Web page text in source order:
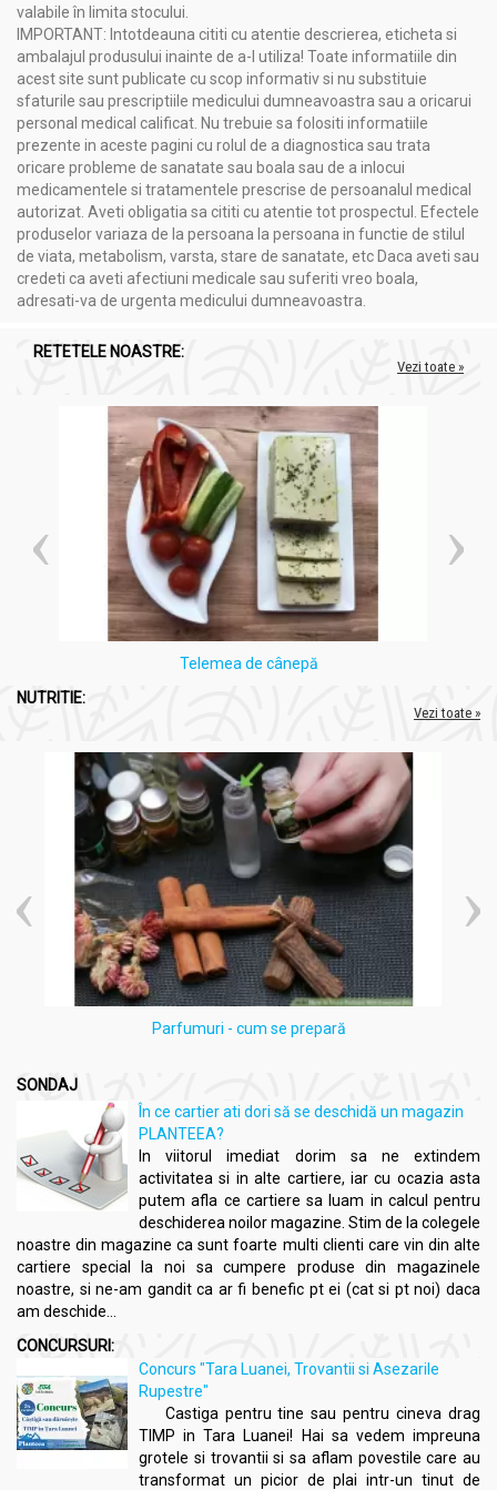
valabile în limita stocului.
IMPORTANT: Intotdeauna cititi cu atentie descrierea, eticheta si
ambalajul produsului inainte de a-l utiliza! Toate informatiile din
acest site sunt publicate cu scop informativ si nu substituie
sfaturile sau prescriptiile medicului dumneavoastra sau a oricarui
personal medical calificat. Nu trebuie sa folositi informatiile
prezente in aceste pagini cu rolul de a diagnostica sau trata
oricare probleme de sanatate sau boala sau de a inlocui
medicamentele si tratamentele prescrise de persoanalul medical
autorizat. Aveti obligatia sa cititi cu atentie tot prospectul. Efectele
produselor variaza de la persoana la persoana in functie de stilul
de viata, metabolism, varsta, stare de sanatate, etc Daca aveti sau
credeti ca aveti afectiuni medicale sau suferiti vreo boala,
adresati-va de urgenta medicului dumneavoastra.
RETETELE NOASTRE:
Vezi toate »
Telemea de cânepă
NUTRITIE:
Vezi toate »
Parfumuri - cum se prepară
SONDAJ
În ce cartier ati dori să se deschidă un magazin
PLANTEEA?
In viitorul imediat dorim sa ne extindem
activitatea si in alte cartiere, iar cu ocazia asta
putem afla ce cartiere sa luam in calcul pentru
deschiderea noilor magazine. Stim de la colegele
noastre din magazine ca sunt foarte multi clienti care vin din alte
cartiere special la noi sa cumpere produse din magazinele
noastre, si ne-am gandit ca ar fi benefic pt ei (cat si pt noi) daca
am deschide...
CONCURSURI:
Concurs "Tara Luanei, Trovantii si Asezarile
Rupestre"
Castiga pentru tine sau pentru cineva drag
TIMP in Tara Luanei! Hai sa vedem impreuna
grotele si trovantii si sa aflam povestile care au
transformat un picior de plai intr-un tinut de